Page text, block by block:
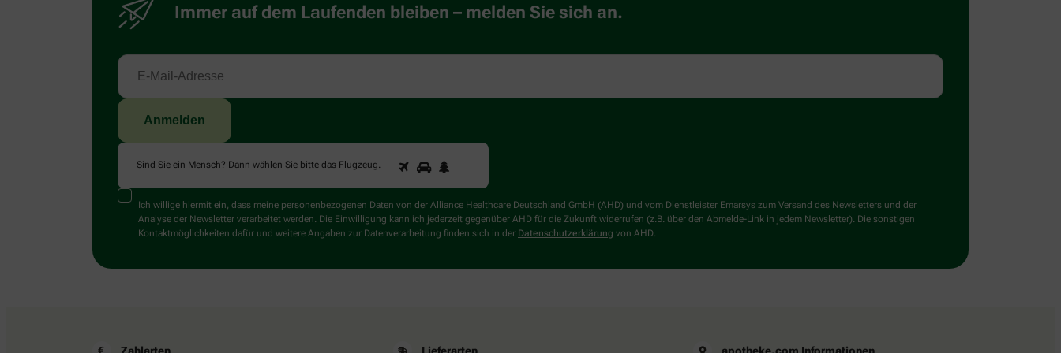
Immer auf dem Laufenden bleiben – melden Sie sich an.
Sind Sie ein Mensch? Dann wählen Sie bitte das Flugzeug.
Sind
Sie
ein
Mensch?
Dann
wählen
1 2
Ich willige hiermit ein, dass meine personenbezogenen Daten von der Alliance Healthcare Deutschland GmbH (AHD) und vom Dienstleister Emarsys zum Versand des Newsletters und der
Analyse der Newsletter verarbeitet werden. Die Einwilligung kann ich jederzeit gegenüber AHD für die Zukunft widerrufen (z.B. über den Abmelde-Link in jedem Newsletter). Die sonstigen
Kontaktmöglichkeiten dafür und weitere Angaben zur Datenverarbeitung finden sich in der Datenschutzerklärung von AHD.